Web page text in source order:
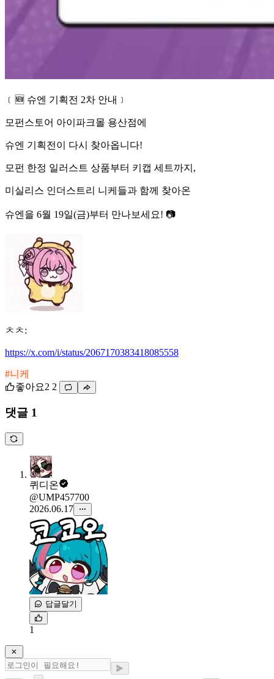
﹝🆕 슈엔 기획전 2차 안내﹞
모펀스토어 아이파크몰 용산점에
슈엔 기획전이 다시 찾아옵니다!
모펀 한정 일러스트 상품부터 키캡 세트까지,
미실리스 인더스트리 니케들과 함께 찾아온
슈엔을 6월 19일(금)부터 만나보세요! 📷
ㅊㅊ:
https://x.com/i/status/2067170383418085558
#니케
좋아요2 2
댓글 1
퀴디온
@UMP457700
2026.06.17
답글달기
1